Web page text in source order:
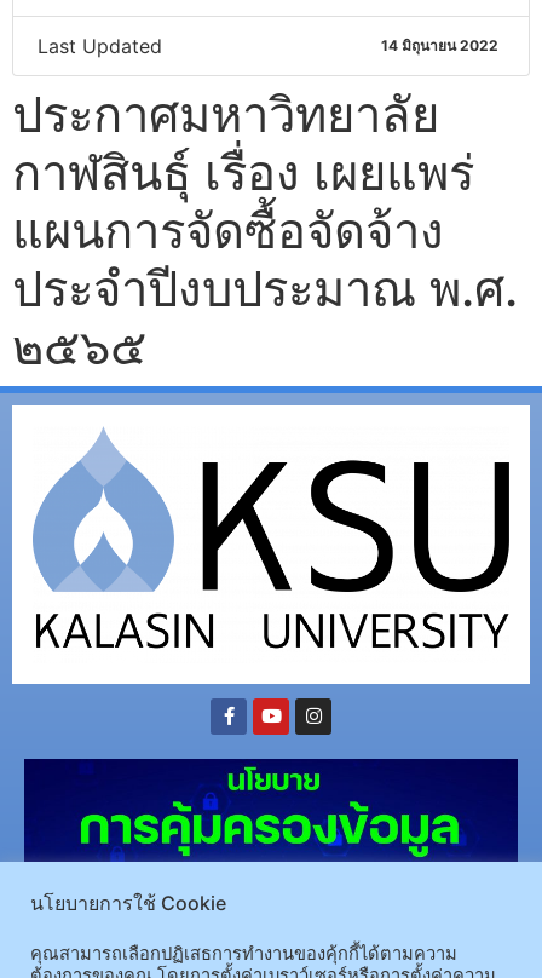
Last Updated 14 มิถุนายน 2022
ประกาศมหาวิทยาลัย
กาฬสินธุ์ เรื่อง เผยแพร่
แผนการจัดซื้อจัดจ้าง
ประจำปีงบประมาณ พ.ศ.
๒๕๖๕
นโยบายการใช้ Cookie
คุณสามารถเลือกปฏิเสธการทำงานของคุ้กกี้ได้ตามความ